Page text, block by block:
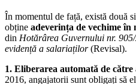
În momentul de față, există două
obține adeverința de vechime în
din Hotărârea Guvernului nr.
evidență a salariaților(Revisal).
1. Eliberarea automată de
2016, angajatorii sunt obligați să